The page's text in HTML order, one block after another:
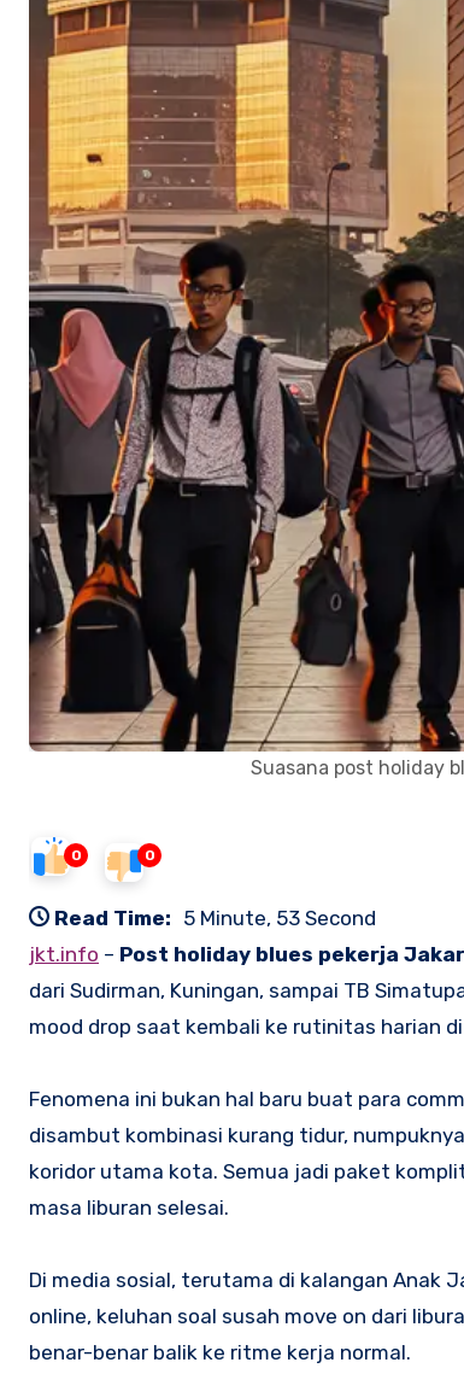
Suasana post holiday
0 0
Read Time: 5 Minute, 53 Second
jkt.info – Post holiday blues pekerja
dari Sudirman, Kuningan, sampai TB
mood drop saat kembali ke rutinitas harian
Fenomena ini bukan hal baru buat para
disambut kombinasi kurang tidur,
koridor utama kota. Semua jadi paket
masa liburan selesai.
Di media sosial, terutama di kalangan Anak
online, keluhan soal susah move on dari
benar-benar balik ke ritme kerja normal.